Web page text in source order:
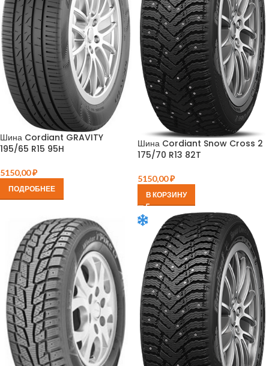
Шина Cordiant GRAVITY
195/65 R15 95H
5150,00₽
ПОДРОБНЕЕ
Шина Cordiant Snow Cross 2
175/70 R13 82T
5150,00₽
В КОРЗИНУ